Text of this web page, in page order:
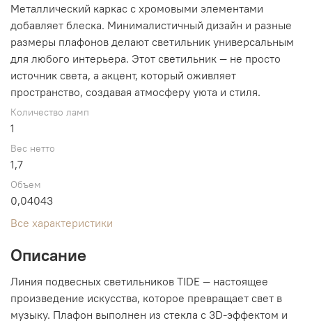
Металлический каркас с хромовыми элементами
добавляет блеска. Минималистичный дизайн и разные
размеры плафонов делают светильник универсальным
для любого интерьера. Этот светильник — не просто
источник света, а акцент, который оживляет
пространство, создавая атмосферу уюта и стиля.
Количество ламп
1
Вес нетто
1,7
Объем
0,04043
Все характеристики
Описание
Линия подвесных светильников TIDE — настоящее
произведение искусства, которое превращает свет в
музыку. Плафон выполнен из стекла с 3D-эффектом и